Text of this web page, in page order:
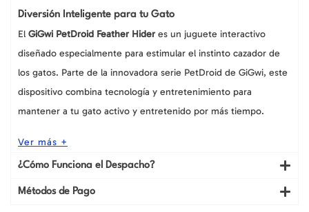
Diversión Inteligente para tu Gato
El GiGwi PetDroid Feather Hider es un juguete interactivo
diseñado especialmente para estimular el instinto cazador de
los gatos. Parte de la innovadora serie PetDroid de GiGwi, este
dispositivo combina tecnología y entretenimiento para
mantener a tu gato activo y entretenido por más tiempo.
Ver más +
¿Cómo Funciona el Despacho?
Métodos de Pago